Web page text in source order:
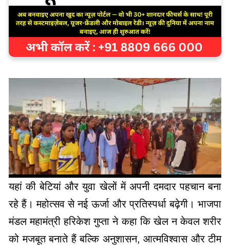
यहां की बेटियां और युवा खेलों में अपनी दमदार पहचान बना
रहे हैं। महोत्सव से नई ऊर्जा और प्रतिस्पर्धा बढ़ेगी। भाजपा
मंडल महामंत्री हरिकेश गुप्ता ने कहा कि खेल न केवल शरीर
को मजबूत बनाते हैं बल्कि अनुशासन, आत्मविश्वास और टीम